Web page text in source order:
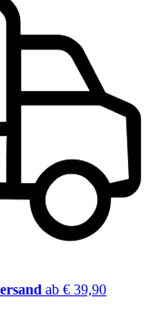
ab € 39,90